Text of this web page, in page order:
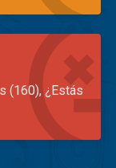
(160), ¿Estás